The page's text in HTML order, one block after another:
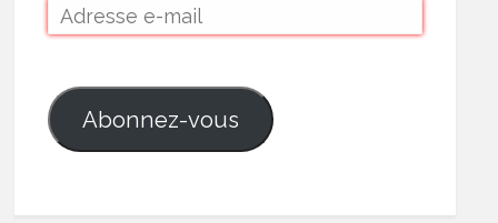
Abonnez-vous